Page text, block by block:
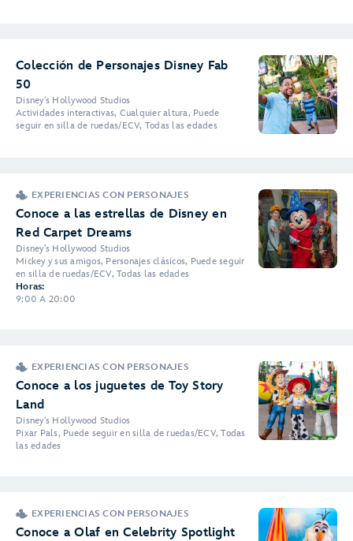
Colección de Personajes Disney Fab
50
Disney's Hollywood Studios
Actividades interactivas, Cualquier altura, Puede
seguir en silla de ruedas/ECV, Todas las edades
EXPERIENCIAS CON PERSONAJES
Conoce a las estrellas de Disney en
Red Carpet Dreams
Disney's Hollywood Studios
Mickey y sus amigos, Personajes clásicos, Puede seguir
en silla de ruedas/ECV, Todas las edades
Horas:
9:00 A 20:00
EXPERIENCIAS CON PERSONAJES
Conoce a los juguetes de Toy Story
Land
Disney's Hollywood Studios
Pixar Pals, Puede seguir en silla de ruedas/ECV, Todas
las edades
EXPERIENCIAS CON PERSONAJES
Conoce a Olaf en Celebrity Spotlight